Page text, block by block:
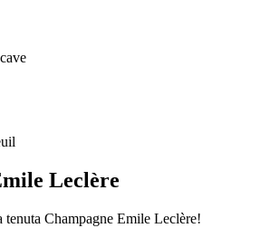
Leclère
tenuta Champagne Emile Leclère!